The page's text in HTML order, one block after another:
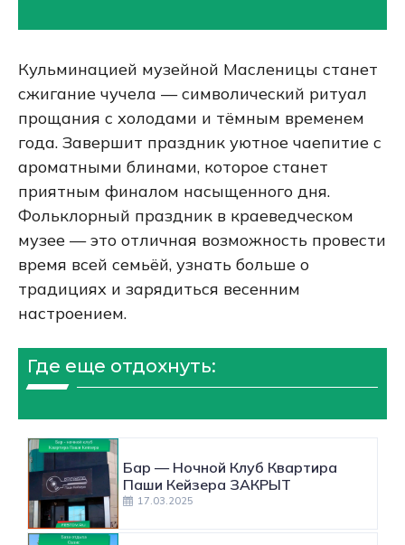
Кульминацией музейной Масленицы станет
сжигание чучела — символический ритуал
прощания с холодами и тёмным временем
года. Завершит праздник уютное чаепитие с
ароматными блинами, которое станет
приятным финалом насыщенного дня.
Фольклорный праздник в краеведческом
музее — это отличная возможность провести
время всей семьёй, узнать больше о
традициях и зарядиться весенним
настроением.
Где еще отдохнуть:
Бар — Ночной Клуб Квартира
Паши Кейзера ЗАКРЫТ
17.03.2025